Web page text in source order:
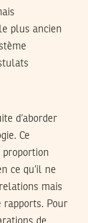
plus ancien
d’aborder
Ce
proportion
ce qu’il ne
mais
rapports. Pour